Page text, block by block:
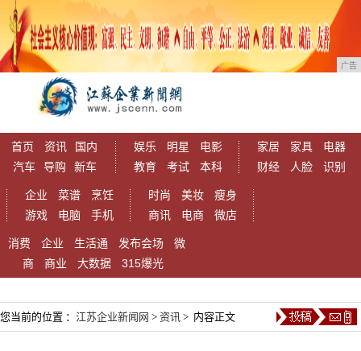
广告
首页 资讯
国内
汽车
导购 新车
娱乐 明星
电影
教育
考试 本科
家居 家具
电器
财经
人脸 识别
企业 菜谱
烹饪
游戏
电脑 手机
时尚 美妆
瘦身
商讯
电商 微店
消费 企业 生活通 发布会场
微
商
商业 大数据 315爆光
您当前的位置 ： 江苏企业新闻网 > 资讯 > 内容正文